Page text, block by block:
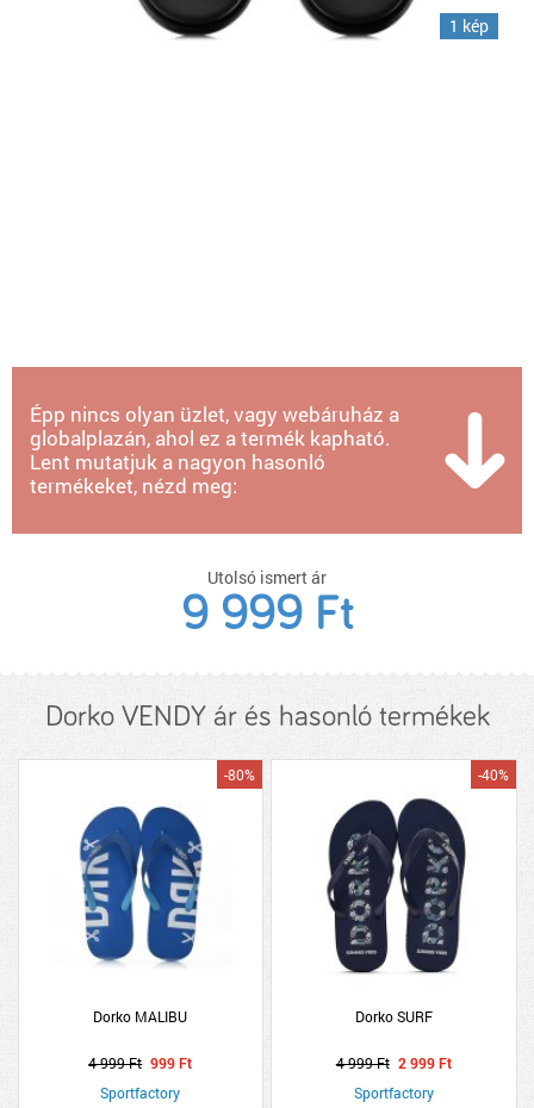
1 kép
Épp nincs olyan üzlet, vagy webáruház a
globalplazán, ahol ez a termék kapható.
Lent mutatjuk a nagyon hasonló
termékeket, nézd meg:
Utolsó ismert ár
9 999 Ft
Dorko VENDY ár és hasonló termékek
Dorko MALIBU
-80%
4 999 Ft 999 Ft
Sportfactory
Dorko SURF
-40%
4 999 Ft 2 999 Ft
Sportfactory